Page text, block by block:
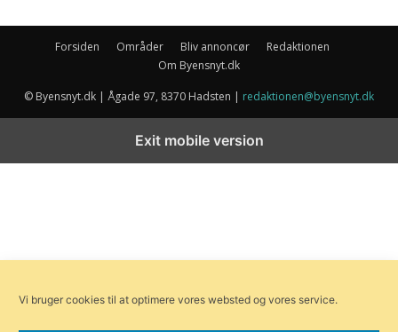
Forsiden Områder Bliv annoncør
Redaktionen
Om Byensnyt.dk
© Byensnyt.dk | Ågade 97, 8370 Hadsten | redaktionen@byensnyt.dk
Vi bruger cookies til at optimere vores websted og vores service.
Exit mobile version